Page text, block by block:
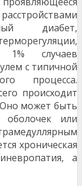
диабет,
1% случаев
с типичной
процесса.
происходит
может быть
оболочек или
хроническая
а